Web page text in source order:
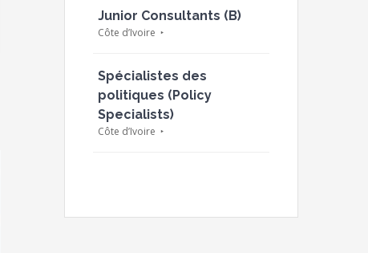
Junior Consultants (B)
Côte d’Ivoire
Spécialistes des
politiques (Policy
Specialists)
Côte d’Ivoire